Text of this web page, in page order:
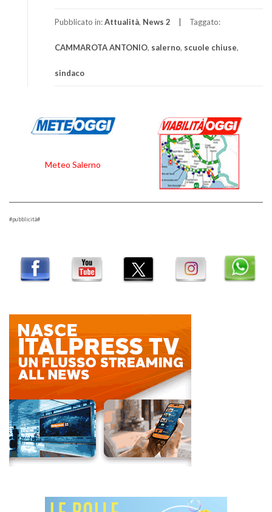
Pubblicato in:Attualità, News 2 Taggato:
CAMMAROTA ANTONIO, salerno, scuole chiuse,
sindaco
Meteo Salerno
#pubblicità#